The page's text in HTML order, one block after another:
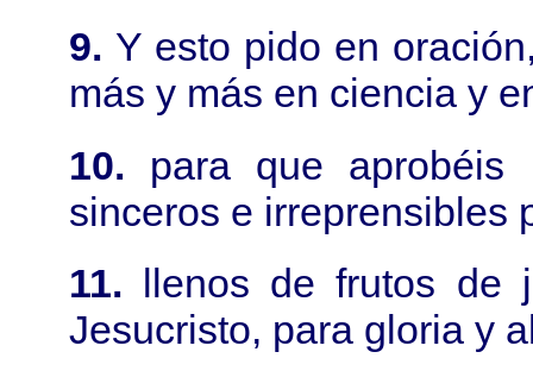
9. Y esto pido en
más y más en ciencia y
10. para que
sinceros e irreprensibles
11. llenos de frutos de
Jesucristo, para gloria y